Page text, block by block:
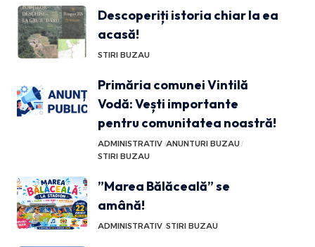
Descoperiți istoria chiar la ea
acasă!
STIRI BUZAU
Primăria comunei Vintilă
Vodă: Vești importante
pentru comunitatea noastră!
ADMINISTRATIV ANUNTURI BUZAU
STIRI BUZAU
”Marea Bălăceală” se
amână!
ADMINISTRATIV STIRI BUZAU